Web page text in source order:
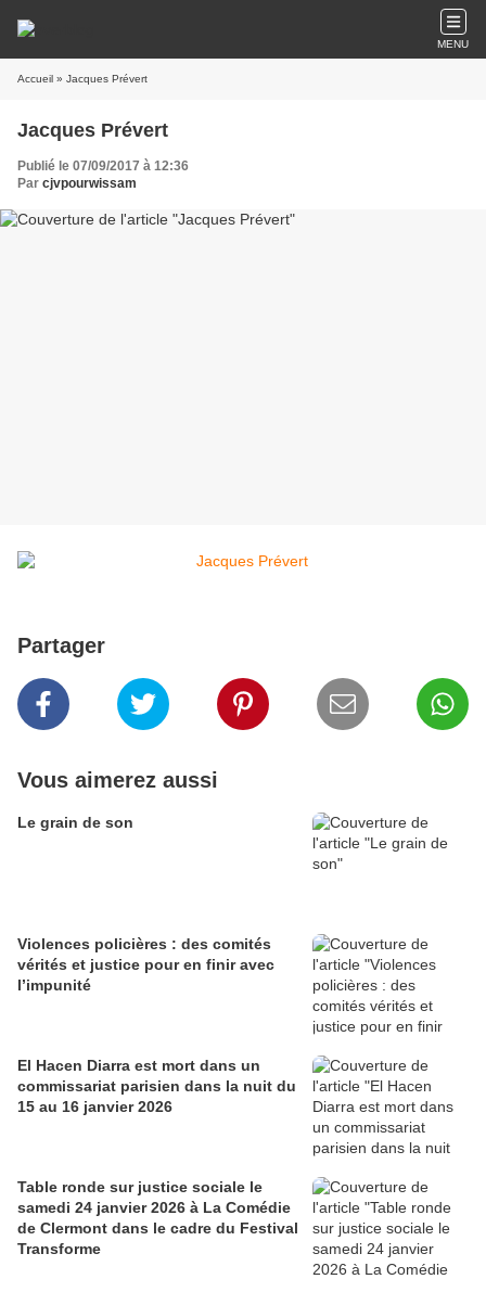
MENU
Accueil » Jacques Prévert
Jacques Prévert
Publié le 07/09/2017 à 12:36
Par cjvpourwissam
Partager
Vous aimerez aussi
Le grain de son
Violences policières : des comités
vérités et justice pour en finir avec
l’impunité
El Hacen Diarra est mort dans un
commissariat parisien dans la nuit du
15 au 16 janvier 2026
Table ronde sur justice sociale le
samedi 24 janvier 2026 à La Comédie
de Clermont dans le cadre du Festival
Transforme